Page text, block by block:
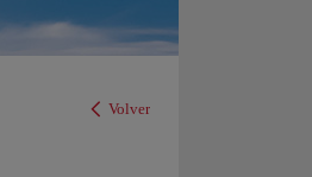
Volver